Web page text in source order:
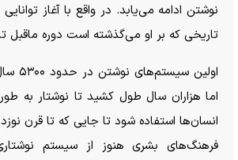
نوشتن ادامه می‌یابد. در واقع با آغاز
تاریخی که بر او می‌گذشته است دوره ماقبل
اما هزاران سال طول کشید تا نوشتار به
انسان‌ها استفاده شود تا جایی که تا قرن
فرهنگ‌های بشری هنوز از سیستم